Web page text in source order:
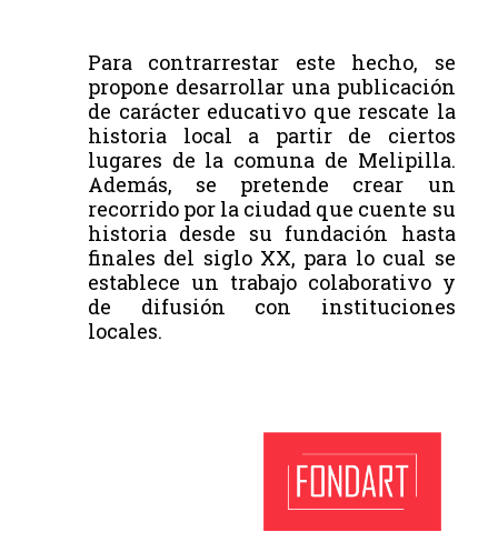
Para contrarrestar este hecho, se
propone desarrollar una publicación
de carácter educativo que rescate la
historia local a partir de ciertos
lugares de la comuna de Melipilla.
Además, se pretende crear un
recorrido por la ciudad que cuente su
historia desde su fundación hasta
finales del siglo XX, para lo cual se
establece un trabajo colaborativo y
de difusión con instituciones
locales.